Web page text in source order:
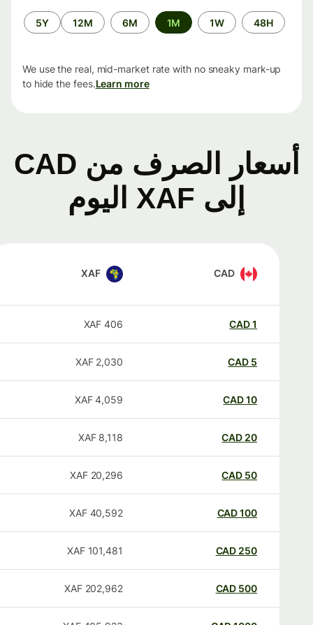
الفترة
الزمنية
48H
1W
1M
6M
12M
5Y
We use the real, mid-market rate with no sneaky mark-up
to hide the fees.Learn more
أسعار الصرف من CAD
إلى XAF اليوم
CAD
XAF
CAD
406
XAF
CAD
2,030
XAF
CAD
4,059
XAF
20
CAD
8,118
XAF
50
CAD
20,296
XAF
100
CAD
40,592
XAF
250
CAD
101,481
XAF
500
CAD
202,962
XAF